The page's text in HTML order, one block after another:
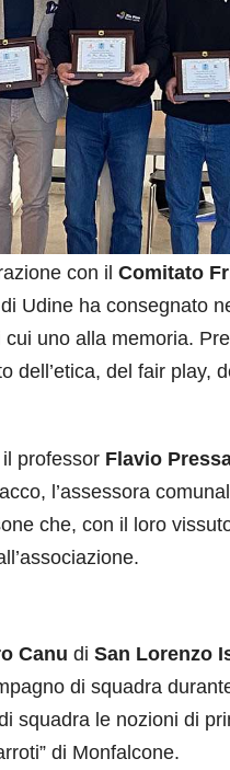
con il Comitato
di Udine ha consegnato
cui uno alla memoria.
del fair play,
il professor Flavio
l’assessora
che, con il loro
Canu di San Lorenzo
di squadra
squadra le nozioni di
di Monfalcone.